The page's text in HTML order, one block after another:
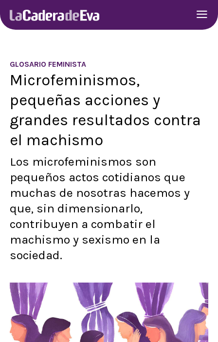
GLOSARIO FEMINISTA
Microfeminismos,
pequeñas acciones y
grandes resultados contra
el machismo
Los microfeminismos son
pequeños actos cotidianos que
muchas de nosotras hacemos y
que, sin dimensionarlo,
contribuyen a combatir el
machismo y sexismo en la
sociedad.